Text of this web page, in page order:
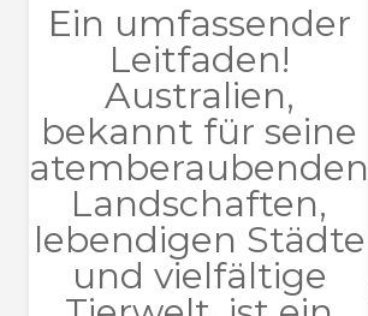
Ein umfassender
Leitfaden!
Australien,
bekannt für seine
atemberaubenden
Landschaften,
lebendigen Städte
und vielfältige